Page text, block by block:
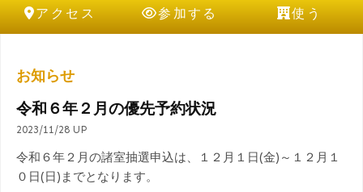
アクセス 参加する 使う
お知らせ
令和６年２月の優先予約状況
2023/11/28 UP
令和６年２月の諸室抽選申込は、１２月１日(金)～１２月１
０日(日)までとなります。